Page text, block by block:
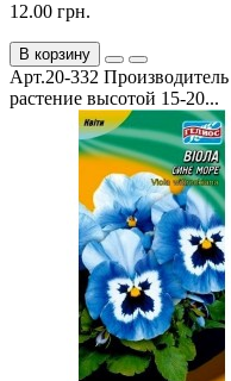
12.00 грн.
В корзину
Арт.20-332
растение высотой 15-20...